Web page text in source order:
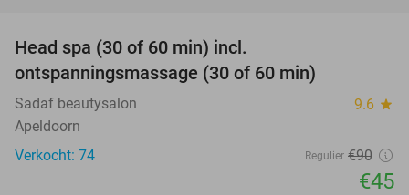
Head spa (30 of 60 min) incl.
ontspanningsmassage (30 of 60 min)
Sadaf beautysalon 9.6 star
Apeldoorn
Verkocht: 74
Regulier €90
€45